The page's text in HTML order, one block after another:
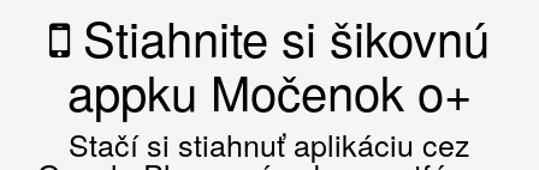
Stiahnite si šikovnú
appku Močenok o+
Stačí si stiahnuť aplikáciu cez